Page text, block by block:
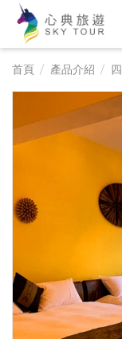
心典旅
首頁 產品介紹